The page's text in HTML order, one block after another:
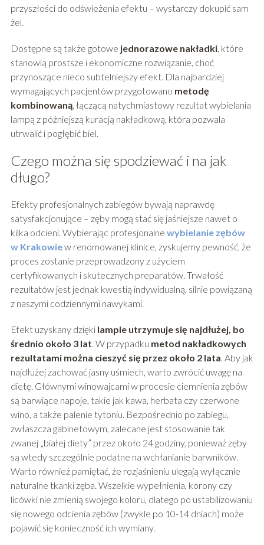
przyszłości do odświeżenia efektu – wystarczy dokupić sam
żel.
Dostępne są także gotowe jednorazowe nakładki, które
stanowią prostsze i ekonomiczne rozwiązanie, choć
przynoszące nieco subtelniejszy efekt. Dla najbardziej
wymagających pacjentów przygotowano metodę
kombinowaną, łączącą natychmiastowy rezultat wybielania
lampą z późniejszą kuracją nakładkową, która pozwala
utrwalić i pogłębić biel.
Czego można się spodziewać i na jak
długo?
Efekty profesjonalnych zabiegów bywają naprawdę
satysfakcjonujące – zęby mogą stać się jaśniejsze nawet o
kilka odcieni. Wybierając profesjonalne wybielanie zębów
w Krakowiew renomowanej klinice, zyskujemy pewność, że
proces zostanie przeprowadzony z użyciem
certyfikowanych i skutecznych preparatów. Trwałość
rezultatów jest jednak kwestią indywidualną, silnie powiązaną
z naszymi codziennymi nawykami.
Efekt uzyskany dzięki lampie utrzymuje się najdłużej, bo
średnio około 3 lat . W przypadku metod nakładkowych
rezultatami można cieszyć się przez około 2 lata . Aby jak
najdłużej zachować jasny uśmiech, warto zwrócić uwagę na
dietę. Głównymi winowajcami w procesie ciemnienia zębów
są barwiące napoje, takie jak kawa, herbata czy czerwone
wino, a także palenie tytoniu. Bezpośrednio po zabiegu,
zwłaszcza gabinetowym, zalecane jest stosowanie tak
zwanej „białej diety” przez około 24 godziny, ponieważ zęby
są wtedy szczególnie podatne na wchłanianie barwników.
Warto również pamiętać, że rozjaśnieniu ulegają wyłącznie
naturalne tkanki zęba. Wszelkie wypełnienia, korony czy
licówki nie zmienią swojego koloru, dlatego po ustabilizowaniu
się nowego odcienia zębów (zwykle po 10-14 dniach) może
pojawić się konieczność ich wymiany.